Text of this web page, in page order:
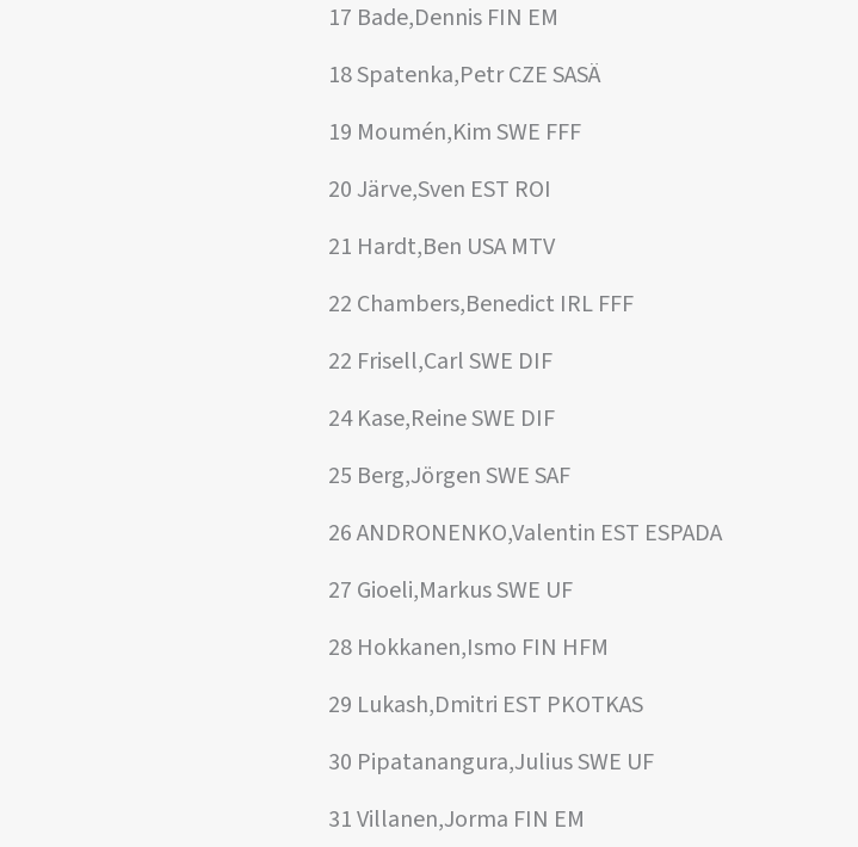
17 Bade,Dennis FIN EM
18 Spatenka,Petr CZE SASÄ
19 Moumén,Kim SWE FFF
20 Järve,Sven EST ROI
21 Hardt,Ben USA MTV
22 Chambers,Benedict IRL FFF
22 Frisell,Carl SWE DIF
24 Kase,Reine SWE DIF
25 Berg,Jörgen SWE SAF
26 ANDRONENKO,Valentin EST ESPADA
27 Gioeli,Markus SWE UF
28 Hokkanen,Ismo FIN HFM
29 Lukash,Dmitri EST PKOTKAS
30 Pipatanangura,Julius SWE UF
31 Villanen,Jorma FIN EM